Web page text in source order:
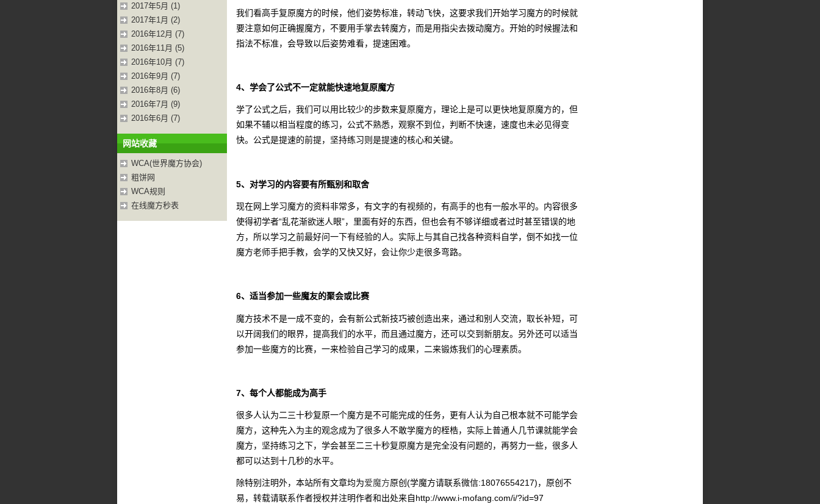
2017年5月 (1)
2017年1月 (2)
2016年12月 (7)
2016年11月 (5)
2016年10月 (7)
2016年9月 (7)
2016年8月 (6)
2016年7月 (9)
2016年6月 (7)
网站收藏
WCA(世界魔方协会)
粗饼网
WCA规则
在线魔方秒表
我们看高手复原魔方的时候，他们姿势标准，转动飞快，这要求我们开始学习魔方的时候就
要注意如何正确握魔方，不要用手掌去转魔方，而是用指尖去拨动魔方。开始的时候握法和
指法不标准，会导致以后姿势难看，提速困难。
4、学会了公式不一定就能快速地复原魔方
学了公式之后，我们可以用比较少的步数来复原魔方，理论上是可以更快地复原魔方的，但
如果不辅以相当程度的练习，公式不熟悉，观察不到位，判断不快速，速度也未必见得变
快。公式是提速的前提，坚持练习则是提速的核心和关键。
5、对学习的内容要有所甄别和取舍
现在网上学习魔方的资料非常多，有文字的有视频的，有高手的也有一般水平的。内容很多
使得初学者“乱花渐欲迷人眼”，里面有好的东西，但也会有不够详细或者过时甚至错误的地
方，所以学习之前最好问一下有经验的人。实际上与其自己找各种资料自学，倒不如找一位
魔方老师手把手教，会学的又快又好，会让你少走很多弯路。
6、适当参加一些魔友的聚会或比赛
魔方技术不是一成不变的，会有新公式新技巧被创造出来，通过和别人交流，取长补短，可
以开阔我们的眼界，提高我们的水平，而且通过魔方，还可以交到新朋友。另外还可以适当
参加一些魔方的比赛，一来检验自己学习的成果，二来锻炼我们的心理素质。
7、每个人都能成为高手
很多人认为二三十秒复原一个魔方是不可能完成的任务，更有人认为自己根本就不可能学会
魔方，这种先入为主的观念成为了很多人不敢学魔方的桎梏，实际上普通人几节课就能学会
魔方，坚持练习之下，学会甚至二三十秒复原魔方是完全没有问题的，再努力一些，很多人
都可以达到十几秒的水平。
除特别注明外，本站所有文章均为爱魔方原创(学魔方请联系微信:18076554217)，原创不
易，转载请联系作者授权并注明作者和出处来自http://www.i-mofang.com/i/?id=97